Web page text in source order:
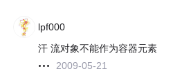
lpf000
汗 流对象不能作为容器元素
2009-05-21